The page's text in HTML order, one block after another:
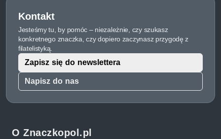
Kontakt
Jesteśmy tu, by pomóc – niezależnie, czy szukasz
konkretnego znaczka, czy dopiero zaczynasz przygodę z
filatelistyką.
Napisz do nas
Zapisz się do newslettera
O Znaczkopol.pl